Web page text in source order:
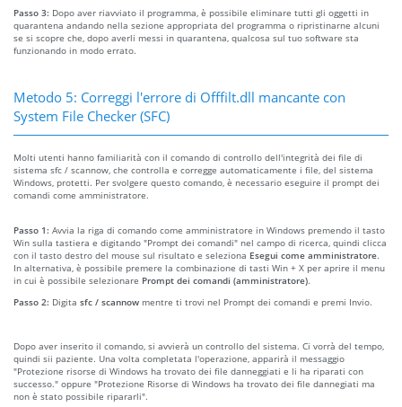
Passo 3: Dopo aver riavviato il programma, è possibile eliminare tutti gli oggetti in
quarantena andando nella sezione appropriata del programma o ripristinarne alcuni
se si scopre che, dopo averli messi in quarantena, qualcosa sul tuo software sta
funzionando in modo errato.
Metodo 5: Correggi l'errore di Offfilt.dll mancante con
System File Checker (SFC)
Molti utenti hanno familiarità con il comando di controllo dell'integrità dei file di
sistema sfc / scannow, che controlla e corregge automaticamente i file, del sistema
Windows, protetti. Per svolgere questo comando, è necessario eseguire il prompt dei
comandi come amministratore.
Passo 1: Avvia la riga di comando come amministratore in Windows premendo il tasto
Win sulla tastiera e digitando "Prompt dei comandi" nel campo di ricerca, quindi clicca
con il tasto destro del mouse sul risultato e seleziona Esegui come amministratore.
In alternativa, è possibile premere la combinazione di tasti Win + X per aprire il menu
in cui è possibile selezionare Prompt dei comandi (amministratore).
Passo 2: Digita sfc / scannow mentre ti trovi nel Prompt dei comandi e premi Invio.
Dopo aver inserito il comando, si avvierà un controllo del sistema. Ci vorrà del tempo,
quindi sii paziente. Una volta completata l'operazione, apparirà il messaggio
"Protezione risorse di Windows ha trovato dei file danneggiati e li ha riparati con
successo." oppure "Protezione Risorse di Windows ha trovato dei file dannegiati ma
non è stato possibile ripararli".